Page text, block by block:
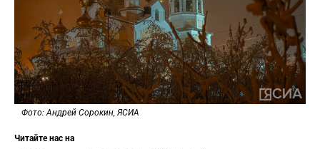
Фото: Андрей Сорокин, ЯСИА
Читайте нас на